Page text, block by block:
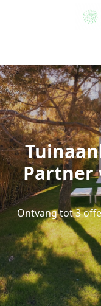
Partner
Ontvang tot 3